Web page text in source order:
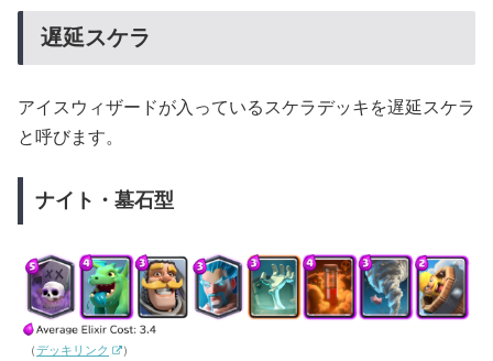
遅延スケラ
アイスウィザードが入っているスケラデッキを遅延スケラ
と呼びます。
ナイト・墓石型
（デッキリンク ）